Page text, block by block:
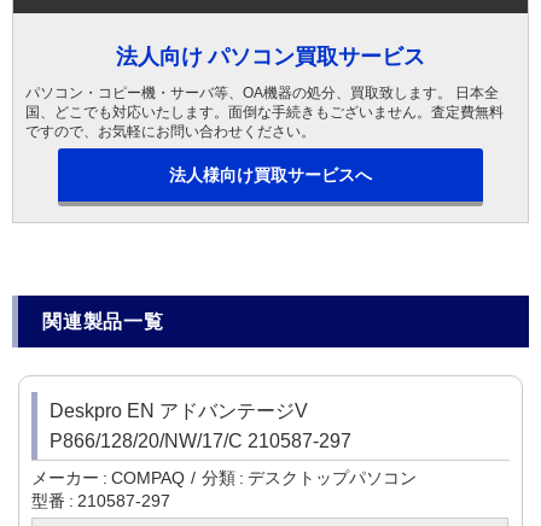
法人向け パソコン買取サービス
パソコン・コピー機・サーバ等、OA機器の処分、買取致します。 日本全
国、どこでも対応いたします。面倒な手続きもございません。査定費無料
ですので、お気軽にお問い合わせください。
法人様向け買取サービスへ
関連製品一覧
Deskpro EN アドバンテージV
P866/128/20/NW/17/C 210587-297
メーカー COMPAQ 分類
デスクトップパソコン
型番
210587-297